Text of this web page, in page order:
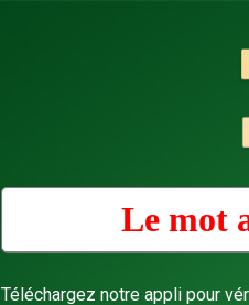
Le mot
Téléchargez notre appli pour